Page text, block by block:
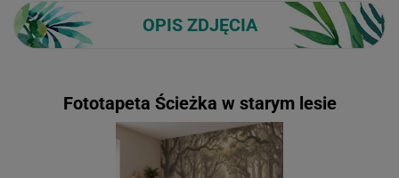
OPIS ZDJĘCIA
Fototapeta Ścieżka w starym lesie